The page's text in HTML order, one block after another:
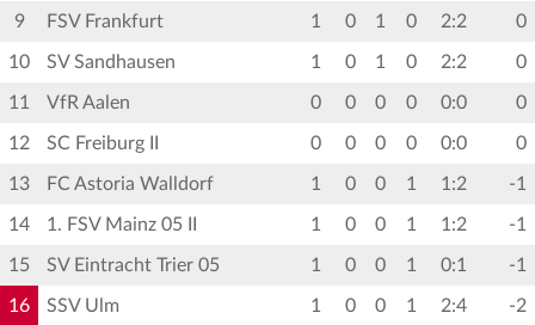
9 FSV Frankfurt 1 0 1 0 2:2 0
10 SV Sandhausen 1 0 1 0 2:2 0
11 VfR Aalen 0 0 0 0 0:0 0
12 SC Freiburg II 0 0 0 0 0:0 0
13 FC Astoria Walldorf 1 0 0 1 1:2 -1
14 1. FSV Mainz 05 II 1 0 0 1 1:2 -1
15 SV Eintracht Trier 05 1 0 0 1 0:1 -1
16 SSV Ulm 1 0 0 1 2:4 -2